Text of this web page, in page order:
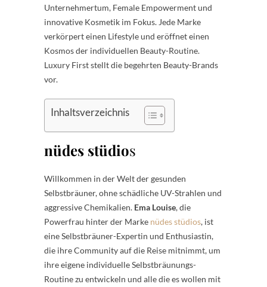
Unternehmertum, Female Empowerment und
innovative Kosmetik im Fokus. Jede Marke
verkörpert einen Lifestyle und eröffnet einen
Kosmos der individuellen Beauty-Routine.
Luxury First stellt die begehrten Beauty-Brands
vor.
Inhaltsverzeichnis
nüdes stüdios
Willkommen in der Welt der gesunden
Selbstbräuner, ohne schädliche UV-Strahlen und
aggressive Chemikalien. Ema Louise, die
Powerfrau hinter der Marke nüdes stüdios, ist
eine Selbstbräuner-Expertin und Enthusiastin,
die ihre Community auf die Reise mitnimmt, um
ihre eigene individuelle Selbstbräunungs-
Routine zu entwickeln und alle die es wollen mit